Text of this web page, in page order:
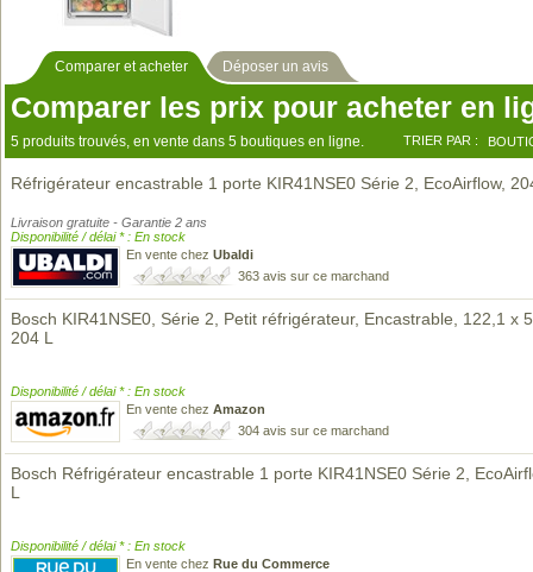
Comparer et acheter Déposer un avis
Comparer les prix pour acheter en
5 produits trouvés, en vente dans 5 boutiques en ligne. TRIER PAR :
Réfrigérateur encastrable 1 porte KIR41NSE0 Série 2, EcoAirflow,
Livraison gratuite - Garantie 2 ans
Disponibilité / délai * : En stock
En vente chez Ubaldi
363 avis sur ce marchand
Bosch KIR41NSE0, Série 2, Petit réfrigérateur, Encastrable, 122,1 x
204 L
Disponibilité / délai * : En stock
En vente chez Amazon
304 avis sur ce marchand
Bosch Réfrigérateur encastrable 1 porte KIR41NSE0 Série 2,
L
Disponibilité / délai * : En stock
En vente chez Rue du Commerce